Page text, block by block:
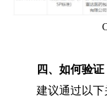
四、 如何验证
建议通过以下